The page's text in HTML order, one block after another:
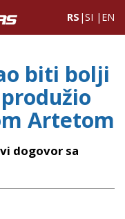
RS |SI | EN
biti bolji
Artetom
dogovor sa